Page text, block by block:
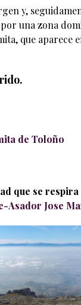
y,
una zona
que aparece
de Toloño
que se
Asador Jose